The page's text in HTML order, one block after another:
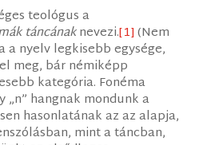
teológus a
táncánaknevezi.[1](Nem
a nyelv legkisebb egysége,
meg, bár némiképp
kategória. Fonéma
„n” hangnak mondunk a
hasonlatának az az alapja,
mint a táncban,